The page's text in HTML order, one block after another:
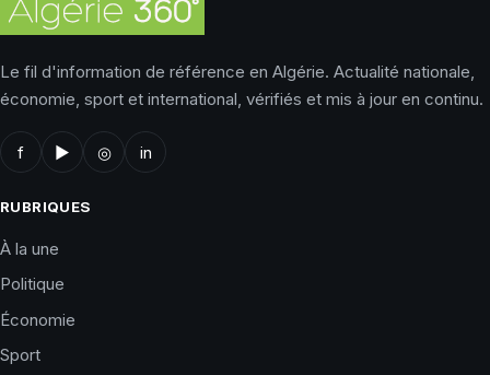
Le fil d'information de référence en Algérie. Actualité nationale,
économie, sport et international, vérifiés et mis à jour en continu.
f ▶ ◎ in
RUBRIQUES
À la une
Politique
Économie
Sport